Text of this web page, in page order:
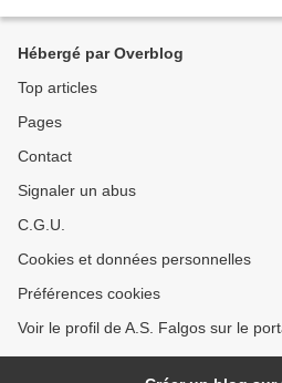
Hébergé par Overblog
Top articles
Pages
Contact
Signaler un abus
C.G.U.
Cookies et données personnelles
Préférences cookies
Voir le profil de A.S. Falgos sur le